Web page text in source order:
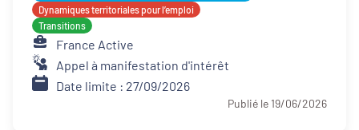
Dynamiques territoriales pour l’emploi
Transitions
France Active
Appel à manifestation d'intérêt
Date limite : 27/09/2026
Publié le 19/06/2026